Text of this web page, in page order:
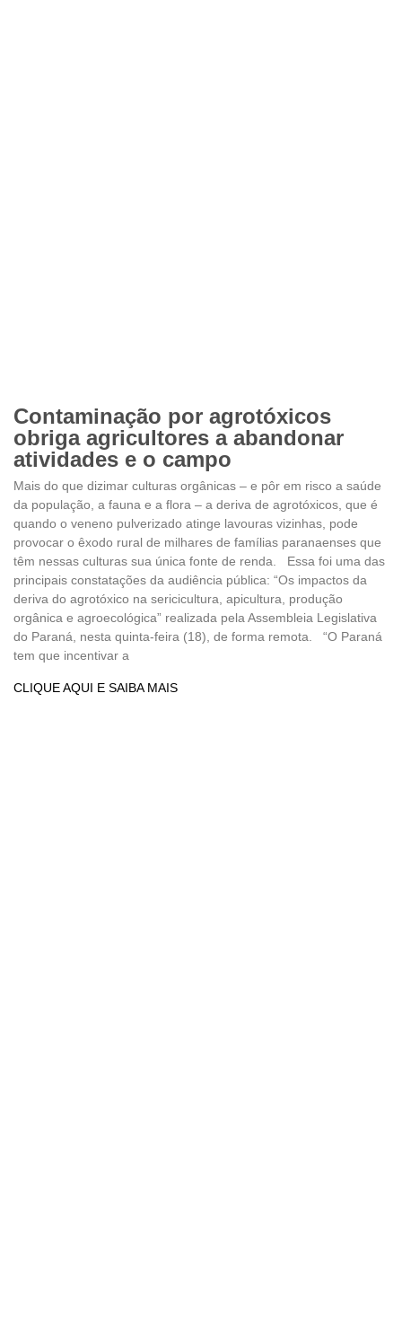
Contaminação por agrotóxicos
obriga agricultores a abandonar
atividades e o campo
Mais do que dizimar culturas orgânicas – e pôr em risco a saúde
da população, a fauna e a flora – a deriva de agrotóxicos, que é
quando o veneno pulverizado atinge lavouras vizinhas, pode
provocar o êxodo rural de milhares de famílias paranaenses que
têm nessas culturas sua única fonte de renda. Essa foi uma das
principais constatações da audiência pública: “Os impactos da
deriva do agrotóxico na sericicultura, apicultura, produção
orgânica e agroecológica” realizada pela Assembleia Legislativa
do Paraná, nesta quinta-feira (18), de forma remota. “O Paraná
tem que incentivar a
CLIQUE AQUI E SAIBA MAIS